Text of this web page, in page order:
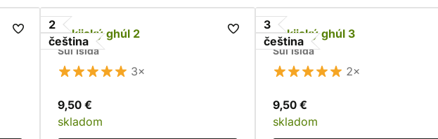
2
čeština
Tokijský ghúl 2
Sui Išida
3×
9,50 €
skladom
3
čeština
Tokijský ghúl 3
Sui Išida
2×
9,50 €
skladom